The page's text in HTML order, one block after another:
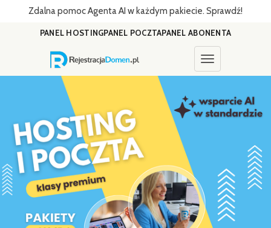
Zdalna pomoc Agenta AI w każdym pakiecie. Sprawdź!
PANEL HOSTINGPANEL POCZTAPANEL ABONENTA
Toggle